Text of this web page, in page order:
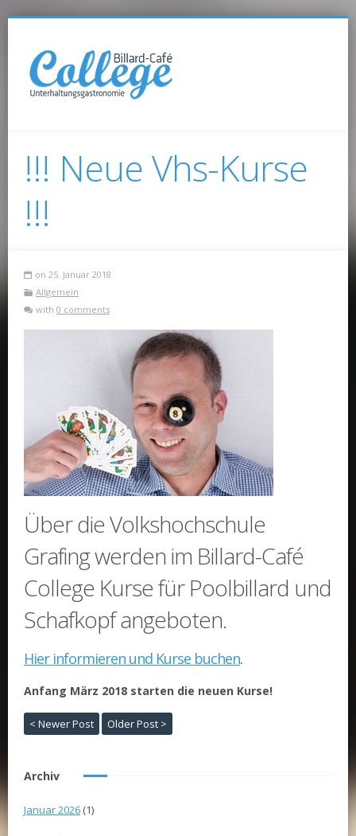
!!! Neue Vhs-Kurse
!!!
on 25. Januar 2018
Allgemein
with 0 comments
Über die Volkshochschule
Grafing werden im Billard-Café
College Kurse für Poolbillard und
Schafkopf angeboten.
Hier informieren und Kurse buchen.
Anfang März 2018 starten die neuen Kurse!
< Newer Post Older Post >
Archiv
Januar 2026 (1)